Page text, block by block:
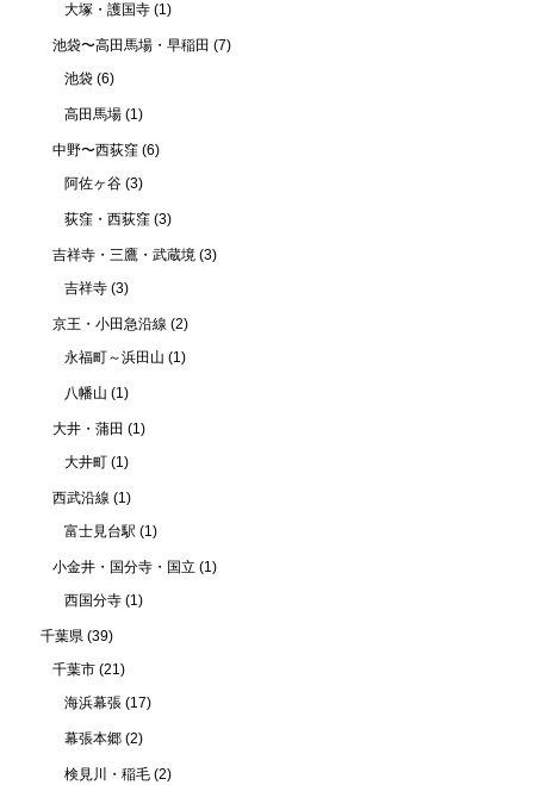
大塚・護国寺 (1)
池袋〜高田馬場・早稲田 (7)
池袋 (6)
高田馬場 (1)
中野〜西荻窪 (6)
阿佐ヶ谷 (3)
荻窪・西荻窪 (3)
吉祥寺・三鷹・武蔵境 (3)
吉祥寺 (3)
京王・小田急沿線 (2)
永福町～浜田山 (1)
八幡山 (1)
大井・蒲田 (1)
大井町 (1)
西武沿線 (1)
富士見台駅 (1)
小金井・国分寺・国立 (1)
西国分寺 (1)
千葉県 (39)
千葉市 (21)
海浜幕張 (17)
幕張本郷 (2)
検見川・稲毛 (2)